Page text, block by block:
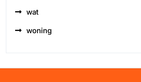
wat
woning